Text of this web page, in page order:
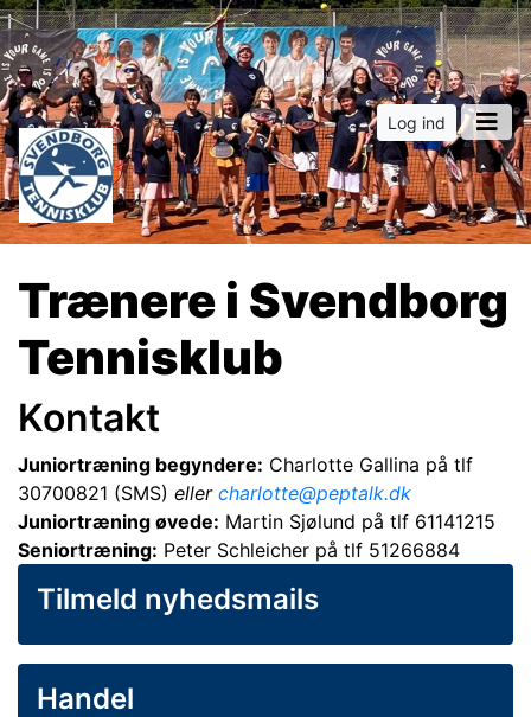
Log ind
Trænere i Svendborg
Tennisklub
Kontakt
Juniortræning begyndere: Charlotte Gallina på tlf
30700821 (SMS) eller charlotte@peptalk.dk
Juniortræning øvede: Martin Sjølund på tlf 61141215
Seniortræning: Peter Schleicher på tlf 51266884
Tilmeld nyhedsmails
Handel